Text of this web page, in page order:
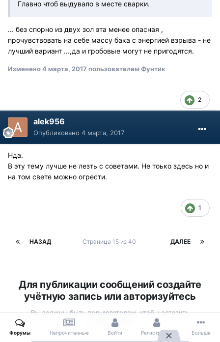
Главно чтоб выдувало в месте сварки.
... без спорно из двух зол эта менее опасная ,
прочувствовать на себе массу бака с энергией взрыва - не
лучший вариант ...,да и гробовые могут не пригодятся.
Изменено4 марта, 2017 пользователем Фунтик
2
alek956
Опубликовано 4 марта, 2017
Нда.
В эту тему лучше не лезть с советами. Не тоько здесь но и
на том свете можно огрести.
1
НАЗАД ДАЛЕЕ
Страница 15 из 40
Для публикации сообщений создайте
учётную запись или авторизуйтесь
Вы должны быть пользователем, чтобы оставить
комментарий
Форумы Непрочитанные Войти Регистрация Больше